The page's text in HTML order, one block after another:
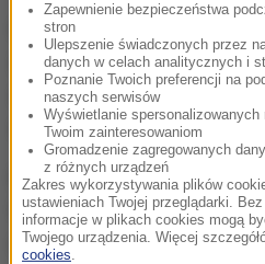
Cavusoglu powiedział, że
z sojusznikami Asada,
samą Syrią i Libanem, by
syryjskiego konfliktu
Prezydenci Turcji i Rosji,
Władimir Putin, rozmawiali
razy w ostatnim tygodniu, a
Zapewnienie bezpieczeństwa
stron
Ulepszenie świadczonych przez
danych w celach analitycznych i
Poznanie Twoich preferencji na
naszych serwisów
Wyświetlanie
Twoim zainteresowaniom
Gromadzenie zagregowanych
z różnych urządzeń
Zakres wykorzystywania plików
ustawieniach Twojej przeglądarki.
informacje w plikach cookies mogą
Twojego urządzenia. Więcej
cookies